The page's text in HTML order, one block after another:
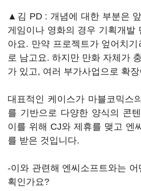
▲김 PD : 개념에 대한 부분은
게임이나 영화의 경우 기획개발
아요. 만약 프로젝트가 엎어치기
로 남고요. 하지만 만화 자체가
가 있고, 여러 부가사업으로 확
대표적인 케이스가 마블코믹스
를 기반으로 다양한 양식의 콘
이를 위해 CJ와 제휴를 맺고 엔
를 받은 것입니다.
-이와 관련해 엔씨소프트와는 어
획인가요?